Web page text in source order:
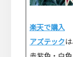
楽天で購入
アズテック